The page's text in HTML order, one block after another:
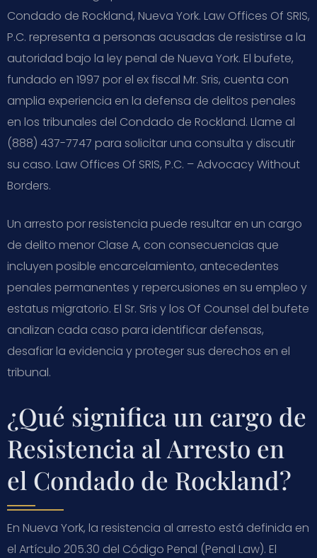
Condado de Rockland, Nueva York. Law Offices Of SRIS,
P.C. representa a personas acusadas de resistirse a la
autoridad bajo la ley penal de Nueva York. El bufete,
fundado en 1997 por el ex fiscal Mr. Sris, cuenta con
amplia experiencia en la defensa de delitos penales
en los tribunales del Condado de Rockland. Llame al
(888) 437-7747 para solicitar una consulta y discutir
su caso. Law Offices Of SRIS, P.C. – Advocacy Without
Borders.
Un arresto por resistencia puede resultar en un cargo
de delito menor Clase A, con consecuencias que
incluyen posible encarcelamiento, antecedentes
penales permanentes y repercusiones en su empleo y
estatus migratorio. El Sr. Sris y los Of Counsel del bufete
analizan cada caso para identificar defensas,
desafiar la evidencia y proteger sus derechos en el
tribunal.
¿Qué significa un cargo de
Resistencia al Arresto en
el Condado de Rockland?
En Nueva York, la resistencia al arresto está definida en
el Artículo 205.30 del Código Penal (Penal Law). El